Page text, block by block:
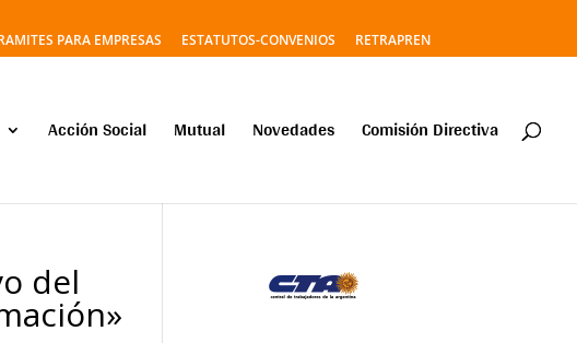
PARA EMPRESAS ESTATUTOS-CONVENIOS RETRAPREN
Acción Social Mutual Novedades Comisión Directiva
del